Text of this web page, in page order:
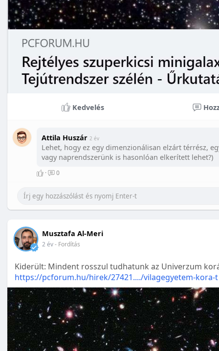
Kedvelés
Attila Huszár 2 év
Lehet, hogy ez egy dimenzionálisan elzárt térrész,
vagy naprendszerünk is hasonlóan elkerített lehet?)
· 0
Musztafa Al-Meri
2 év- Fordítás
Kiderült: Mindent rosszul tudhatunk az Univerzum
https://pcforum.hu/hirek/27421..../vilagegyetem-kora-t